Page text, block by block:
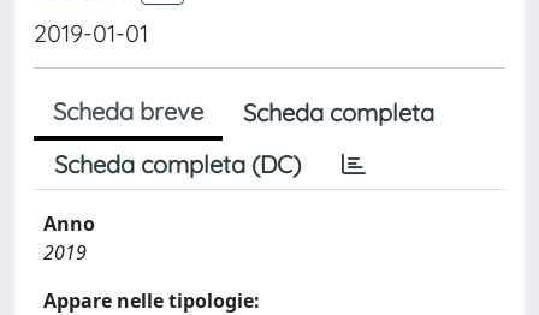
2019-01-01
Scheda breve
Scheda completa
Scheda completa (DC)
Anno
2019
Appare nelle tipologie: